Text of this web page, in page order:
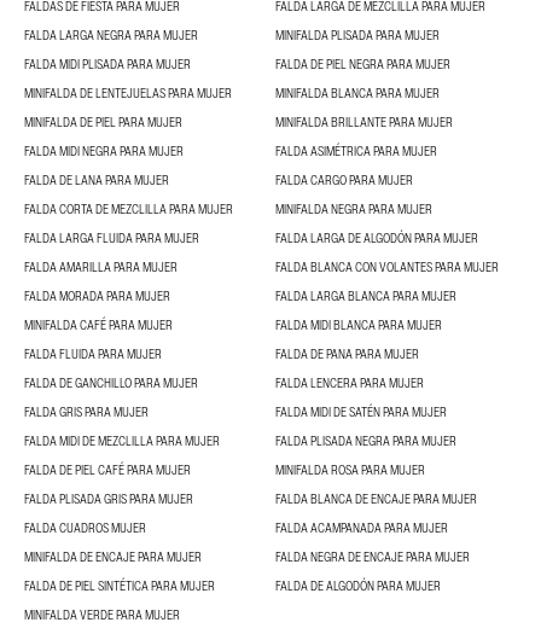
FALDAS DE FIESTA PARA MUJER
FALDA LARGA DE MEZCLILLA PARA MUJER
FALDA LARGA NEGRA PARA MUJER
MINIFALDA PLISADA PARA MUJER
FALDA MIDI PLISADA PARA MUJER
FALDA DE PIEL NEGRA PARA MUJER
MINIFALDA DE LENTEJUELAS PARA MUJER
MINIFALDA BLANCA PARA MUJER
MINIFALDA DE PIEL PARA MUJER
MINIFALDA BRILLANTE PARA MUJER
FALDA MIDI NEGRA PARA MUJER
FALDA ASIMÉTRICA PARA MUJER
FALDA DE LANA PARA MUJER
FALDA CARGO PARA MUJER
FALDA CORTA DE MEZCLILLA PARA MUJER
MINIFALDA NEGRA PARA MUJER
FALDA LARGA FLUIDA PARA MUJER
FALDA LARGA DE ALGODÓN PARA MUJER
FALDA AMARILLA PARA MUJER
FALDA BLANCA CON VOLANTES PARA MUJER
FALDA MORADA PARA MUJER
FALDA LARGA BLANCA PARA MUJER
MINIFALDA CAFÉ PARA MUJER
FALDA MIDI BLANCA PARA MUJER
FALDA FLUIDA PARA MUJER
FALDA DE PANA PARA MUJER
FALDA DE GANCHILLO PARA MUJER
FALDA LENCERA PARA MUJER
FALDA GRIS PARA MUJER
FALDA MIDI DE SATÉN PARA MUJER
FALDA MIDI DE MEZCLILLA PARA MUJER
FALDA PLISADA NEGRA PARA MUJER
FALDA DE PIEL CAFÉ PARA MUJER
MINIFALDA ROSA PARA MUJER
FALDA PLISADA GRIS PARA MUJER
FALDA BLANCA DE ENCAJE PARA MUJER
FALDA CUADROS MUJER
FALDA ACAMPANADA PARA MUJER
MINIFALDA DE ENCAJE PARA MUJER
FALDA NEGRA DE ENCAJE PARA MUJER
FALDA DE PIEL SINTÉTICA PARA MUJER
FALDA DE ALGODÓN PARA MUJER
MINIFALDA VERDE PARA MUJER